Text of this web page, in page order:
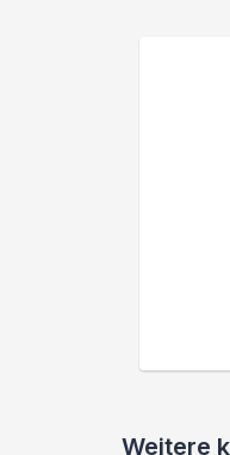
Weitere